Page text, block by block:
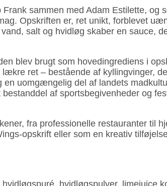
sammen med Adam Estilette, og
Opskriften er, ret unikt, forblevet
salt og hvidløg skaber en sauce,
blev brugt som hoved­ingre­diens i
ret – bestående af kylling­vinger,
uom­gængelig del af landets
af sports­begiven­heder og
fra profes­sio­nelle restau­ranter til
opskrift eller som en kreativ